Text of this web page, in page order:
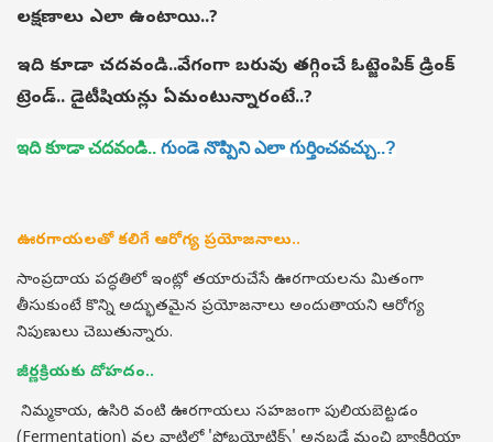
లక్షణాలు ఎలా ఉంటాయి..?
ఇది కూడా చదవండి..వేగంగా బరువు తగ్గించే ఓట్జెంపిక్ డ్రింక్
ట్రెండ్.. డైటీషియన్లు ఏమంటున్నారంటే..?
ఇది కూడా చదవండి.. గుండె నొప్పిని ఎలా గుర్తించవచ్చు..?
ఊరగాయలతో కలిగే ఆరోగ్య ప్రయోజనాలు..
సాంప్రదాయ పద్ధతిలో ఇంట్లో తయారుచేసే ఊరగాయలను మితంగా
తీసుకుంటే కొన్ని అద్భుతమైన ప్రయోజనాలు అందుతాయని ఆరోగ్య
నిపుణులు చెబుతున్నారు.
జీర్ణక్రియకు దోహదం..
నిమ్మకాయ, ఉసిరి వంటి ఊరగాయలు సహజంగా పులియబెట్టడం